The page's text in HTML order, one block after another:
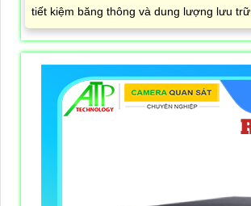
tiết kiệm băng thông và dung lượng lưu trữ